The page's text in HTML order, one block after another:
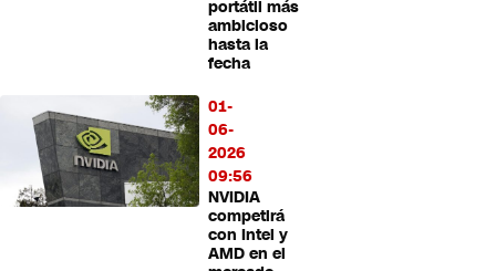
portátil más
ambicioso
hasta la
fecha
01-
06-
2026
09:56
NVIDIA
competirá
con Intel y
AMD en el